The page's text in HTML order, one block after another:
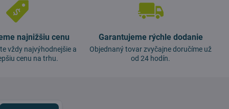
najnižšiu cenu
vždy najvýhodnejšie a
cenu na trhu.
Garantujeme rýchle dodanie
Objednaný tovar zvyčajne doručíme už
od 24 hodín.